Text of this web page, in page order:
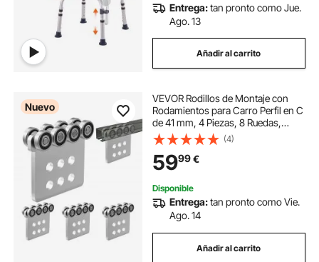
Entrega:tan pronto como Jue.
Ago. 13
Añadir al carrito
Nuevo
VEVOR Rodillos de Montaje con
Rodamientos para Carro Perfil en C
de 41 mm, 4 Piezas, 8 Ruedas,
Soporte Deslizante de Acero para
Canal, Capacidad de 1361 kg, para
Polipasto, Garaje, Taller y Almacén
(4)
5999€
Disponible
Entrega:tan pronto como Vie.
Ago. 14
Añadir al carrito